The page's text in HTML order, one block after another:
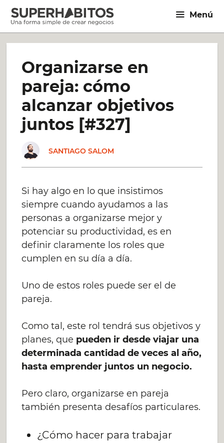
Saltar
contenido
Menú
Organizarse en
pareja: cómo
alcanzar objetivos
juntos [#327]
SANTIAGO SALOM
Si hay algo en lo que insistimos
siempre cuando ayudamos a las
personas a organizarse mejor y
potenciar su productividad, es en
definir claramente los roles que
cumplen en su día a día.
Uno de estos roles puede ser el de
pareja.
Como tal, este rol tendrá sus objetivos y
planes, que pueden ir desde viajar una
determinada cantidad de veces al año,
hasta emprender juntos un negocio.
Pero claro, organizarse en pareja
también presenta desafíos particulares.
¿Cómo hacer para trabajar